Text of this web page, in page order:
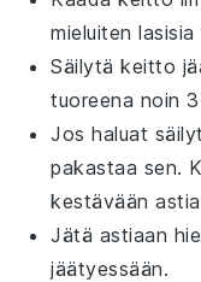
mieluiten
Säilytäkeitto
tuoreena noin
Jos haluat
pakastaa sen.
kestävään
Jätä astiaan
jäätyessään.